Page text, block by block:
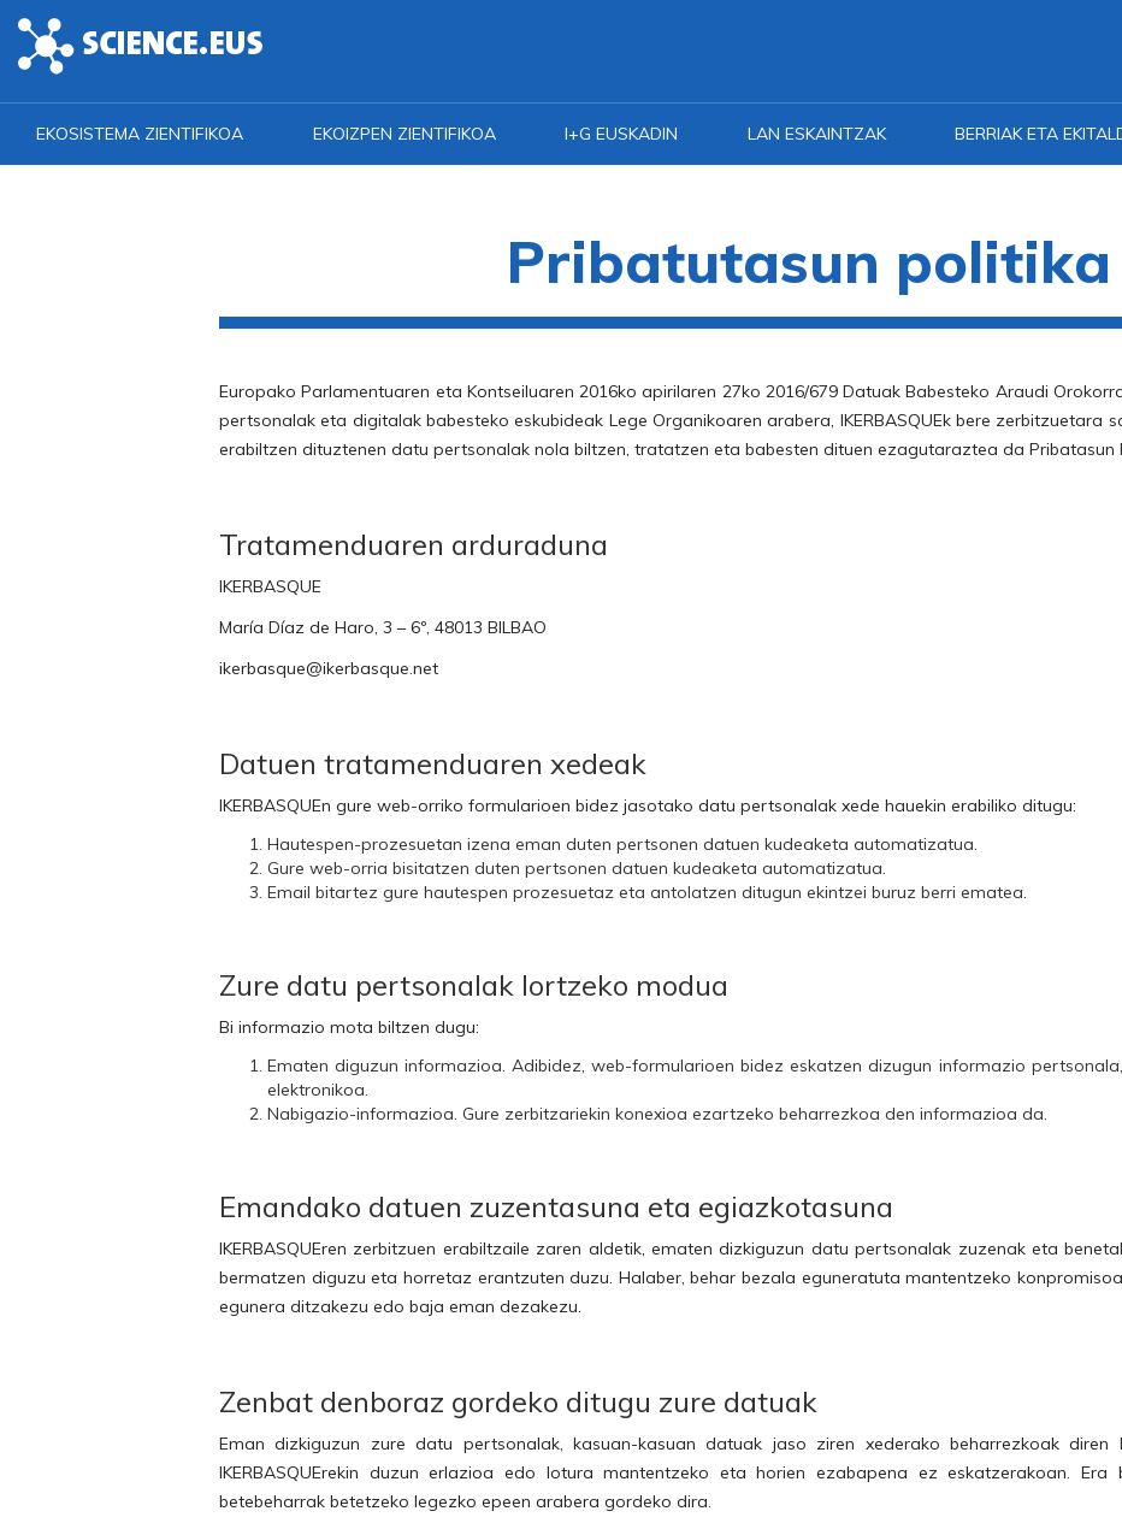
EKOSISTEMA ZIENTIFIKOA EKOIZPEN ZIENTIFIKOA I+G EUSKADIN LAN ESKAINTZAK BERRIAK ETA
Pribatutasun politika
Europako Parlamentuaren eta Kontseiluaren 2016ko apirilaren 27ko 2016/679 Datuak Babesteko Araudi
pertsonalak eta digitalak babesteko eskubideak Lege Organikoaren arabera, IKERBASQUEk bere zerbitzuetara
erabiltzen dituztenen datu pertsonalak nola biltzen, tratatzen eta babesten dituen ezagutaraztea da Pribatasun
Tratamenduaren arduraduna
IKERBASQUE
María Díaz de Haro, 3 – 6º, 48013 BILBAO
ikerbasque@ikerbasque.net
Datuen tratamenduaren xedeak
IKERBASQUEn gure web-orriko formularioen bidez jasotako datu pertsonalak xede hauekin erabiliko ditugu:
Hautespen-prozesuetan izena eman duten pertsonen datuen kudeaketa automatizatua.
Gure web-orria bisitatzen duten pertsonen datuen kudeaketa automatizatua.
Email bitartez gure hautespen prozesuetaz eta antolatzen ditugun ekintzei buruz berri ematea.
Zure datu pertsonalak lortzeko modua
Bi informazio mota biltzen dugu:
Ematen diguzun informazioa. Adibidez, web-formularioen bidez eskatzen dizugun informazio
elektronikoa.
Nabigazio-informazioa. Gure zerbitzariekin konexioa ezartzeko beharrezkoa den informazioa da.
Emandako datuen zuzentasuna eta egiazkotasuna
IKERBASQUEren zerbitzuen erabiltzaile zaren aldetik, ematen dizkiguzun datu pertsonalak zuzenak eta
bermatzen diguzu eta horretaz erantzuten duzu. Halaber, behar bezala eguneratuta mantentzeko
egunera ditzakezu edo baja eman dezakezu.
Zenbat denboraz gordeko ditugu zure datuak
Eman dizkiguzun zure datu pertsonalak, kasuan-kasuan datuak jaso ziren xederako beharrezkoak
IKERBASQUErekin duzun erlazioa edo lotura mantentzeko eta horien ezabapena ez eskatzerakoan. Era
betebeharrak betetzeko legezko epeen arabera gordeko dira.